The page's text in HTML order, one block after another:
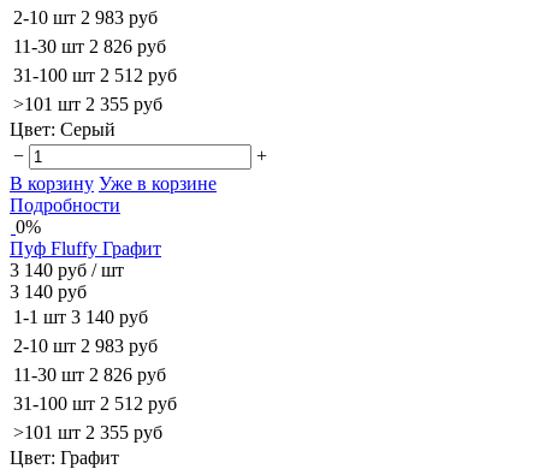
2-10 шт 2 983 руб
11-30 шт 2 826 руб
31-100 шт 2 512 руб
>101 шт 2 355 руб
Цвет: Серый
−
+
В корзину Уже в корзине
Подробности
0%
Пуф Fluffy Графит
3 140 руб / шт
3 140 руб
1-1 шт 3 140 руб
2-10 шт 2 983 руб
11-30 шт 2 826 руб
31-100 шт 2 512 руб
>101 шт 2 355 руб
Цвет: Графит